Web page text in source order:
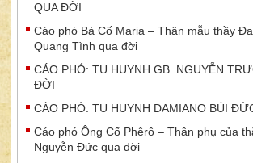
QUA ĐỜI
Cáo phó Bà Cố Maria – Thân mẫu thầy
Quang Tình qua đời
CÁO PHÓ: TU HUYNH GB. NGUYỄN
ĐỜI
CÁO PHÓ: TU HUYNH DAMIANO BÙI
Cáo phó Ông Cố Phêrô – Thân phụ của
Nguyễn Đức qua đời